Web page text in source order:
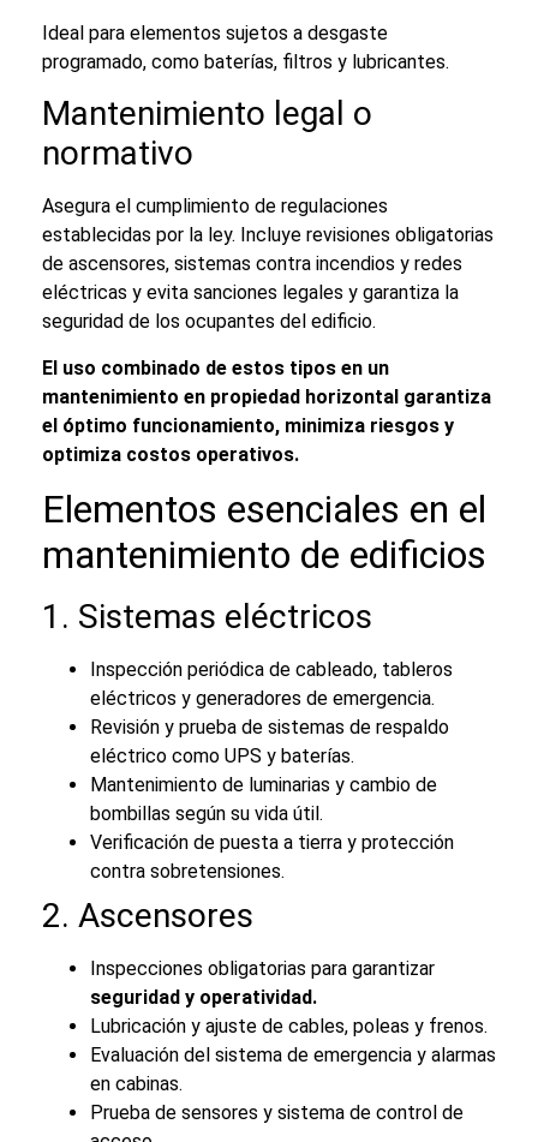
Ideal para elementos sujetos a desgaste
programado, como baterías, filtros y lubricantes.
Mantenimiento legal o
normativo
Asegura el cumplimiento de regulaciones
establecidas por la ley. Incluye revisiones obligatorias
de ascensores, sistemas contra incendios y redes
eléctricas y evita sanciones legales y garantiza la
seguridad de los ocupantes del edificio.
El uso combinado de estos tipos en un
mantenimiento en propiedad horizontal garantiza
el óptimo funcionamiento, minimiza riesgos y
optimiza costos operativos.
Elementos esenciales en el
mantenimiento de edificios
1. Sistemas eléctricos
Inspección periódica de cableado, tableros
eléctricos y generadores de emergencia.
Revisión y prueba de sistemas de respaldo
eléctrico como UPS y baterías.
Mantenimiento de luminarias y cambio de
bombillas según su vida útil.
Verificación de puesta a tierra y protección
contra sobretensiones.
2. Ascensores
Inspecciones obligatorias para garantizar
seguridad y operatividad.
Lubricación y ajuste de cables, poleas y frenos.
Evaluación del sistema de emergencia y alarmas
en cabinas.
Prueba de sensores y sistema de control de